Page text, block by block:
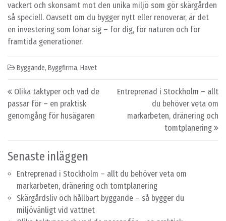
vackert och skonsamt mot den unika miljö som gör skärgården
så speciell. Oavsett om du bygger nytt eller renoverar, är det
en investering som lönar sig – för dig, för naturen och för
framtida generationer.
Byggande, Byggfirma, Havet
Post navigation
Olika taktyper och vad de
passar för – en praktisk
genomgång för husägaren
Entreprenad i Stockholm – allt
du behöver veta om
markarbeten, dränering och
tomtplanering
Senaste inläggen
Entreprenad i Stockholm – allt du behöver veta om
markarbeten, dränering och tomtplanering
Skärgårdsliv och hållbart byggande – så bygger du
miljövänligt vid vattnet